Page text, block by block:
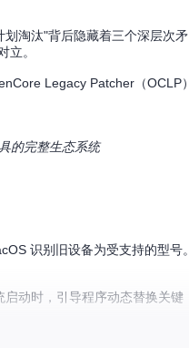
淘汰"背后隐藏着三个深层次矛
立。
Legacy Patcher（OCLP）
的完整生态系统
识别旧设备为受支持的型号。
动时，引导程序动态替换关键